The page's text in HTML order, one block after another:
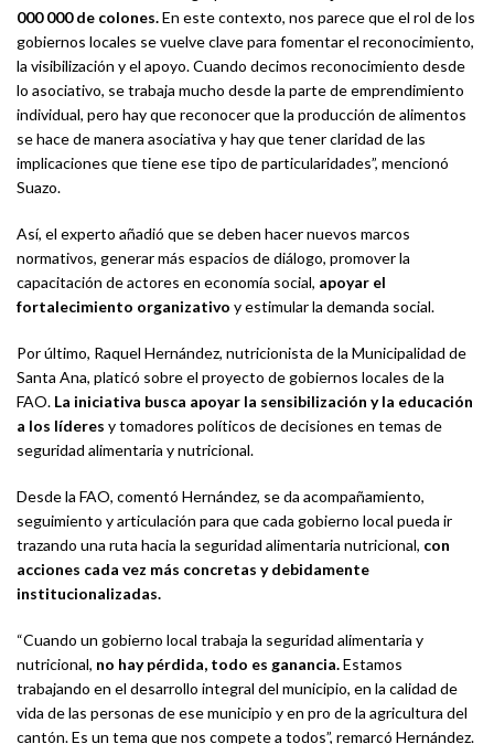
000 000 de colones.En este contexto, nos parece que el rol de los
gobiernos locales se vuelve clave para fomentar el reconocimiento,
la visibilización y el apoyo. Cuando decimos reconocimiento desde
lo asociativo, se trabaja mucho desde la parte de emprendimiento
individual, pero hay que reconocer que la producción de alimentos
se hace de manera asociativa y hay que tener claridad de las
implicaciones que tiene ese tipo de particularidades”, mencionó
Suazo.
Así, el experto añadió que se deben hacer nuevos marcos
normativos, generar más espacios de diálogo, promover la
capacitación de actores en economía social, apoyar el
fortalecimiento organizativo y estimular la demanda social.
Por último, Raquel Hernández, nutricionista de la Municipalidad de
Santa Ana, platicó sobre el proyecto de gobiernos locales de la
FAO. La iniciativa busca apoyar la sensibilización y la educación
a los líderes y tomadores políticos de decisiones en temas de
seguridad alimentaria y nutricional.
Desde la FAO, comentó Hernández, se da acompañamiento,
seguimiento y articulación para que cada gobierno local pueda ir
trazando una ruta hacia la seguridad alimentaria nutricional, con
acciones cada vez más concretas y debidamente
institucionalizadas.
“Cuando un gobierno local trabaja la seguridad alimentaria y
nutricional, no hay pérdida, todo es ganancia.Estamos
trabajando en el desarrollo integral del municipio, en la calidad de
vida de las personas de ese municipio y en pro de la agricultura del
cantón. Es un tema que nos compete a todos”, remarcó Hernández.